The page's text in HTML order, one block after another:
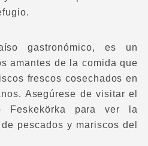
gastronómico, es un
amantes de la comida que
frescos cosechados en
Asegúrese de visitar el
Feskekörka para ver la
pescados y mariscos del